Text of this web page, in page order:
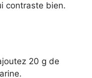
contraste bien.
20 g de